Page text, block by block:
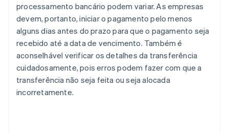
processamento bancário podem variar. As empresas
devem, portanto, iniciar o pagamento pelo menos
alguns dias antes do prazo para que o pagamento seja
recebido até a data de vencimento. Também é
aconselhável verificar os detalhes da transferência
cuidadosamente, pois erros podem fazer com que a
transferência não seja feita ou seja alocada
incorretamente.